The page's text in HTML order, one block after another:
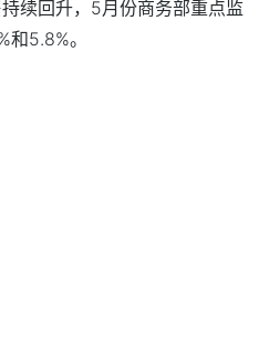
续回升，5月份商务部重点监
5.8%。